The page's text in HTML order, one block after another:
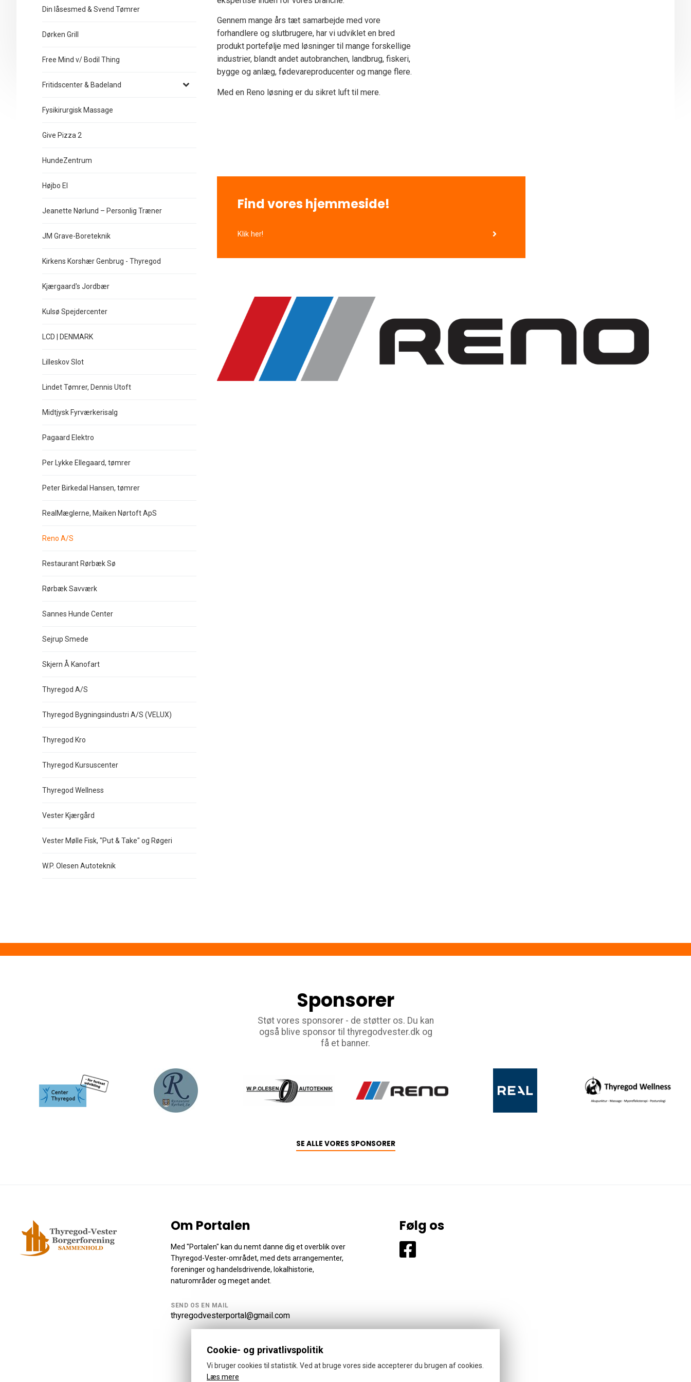
Gennem mange års tæt samarbejde med vore
forhandlere og slutbrugere, har vi udviklet en bred
produkt portefølje med løsninger til mange forskellige
industrier, blandt andet autobranchen, landbrug, fiskeri,
bygge og anlæg, fødevareproducenter og mange flere.
Med en Reno løsning er du sikret luft til mere.
Find vores hjemmeside!
Klik her!
Din låsesmed & Svend Tømrer
Dørken Grill
Free Mind v/ Bodil Thing
Fritidscenter & Badeland
Fysikirurgisk Massage
Give Pizza 2
HundeZentrum
Højbo El
Jeanette Nørlund – Personlig Træner
JM Grave-Boreteknik
Kirkens Korshær Genbrug - Thyregod
Kjærgaard's Jordbær
Kulsø Spejdercenter
LCD | DENMARK
Lilleskov Slot
Lindet Tømrer, Dennis Utoft
Midtjysk Fyrværkerisalg
Pagaard Elektro
Per Lykke Ellegaard, tømrer
Peter Birkedal Hansen, tømrer
RealMæglerne, Maiken Nørtoft ApS
Reno A/S
Restaurant Rørbæk Sø
Rørbæk Savværk
Sannes Hunde Center
Sejrup Smede
Skjern Å Kanofart
Thyregod A/S
Thyregod Bygningsindustri A/S (VELUX)
Thyregod Kro
Thyregod Kursuscenter
Thyregod Wellness
Vester Kjærgård
Vester Mølle Fisk, "Put & Take" og Røgeri
W.P. Olesen Autoteknik
Sponsorer
Støt vores sponsorer - de støtter os. Du kan
også blive sponsor til thyregodvester.dk og
få et banner.
SE ALLE VORES SPONSORER
Om Portalen
Med "Portalen" kan du nemt danne dig et overblik over
Thyregod-Vester-området, med dets arrangementer,
foreninger og handelsdrivende, lokalhistorie,
naturområder og meget andet.
SEND OS EN MAIL
thyregodvesterportal@gmail.com
Følg os
Cookie- og privatlivspolitik
Vi bruger cookies til statistik. Ved at bruge vores side accepterer du brugen af cookies.
Læs mere